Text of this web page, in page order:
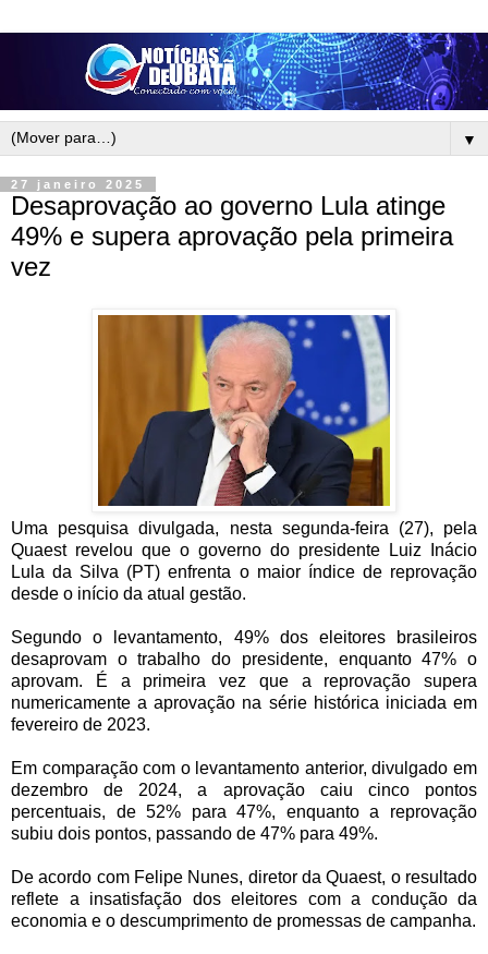
▼
27 janeiro 2025
Desaprovação ao governo Lula atinge
49% e supera aprovação pela primeira
vez
Uma pesquisa divulgada, nesta segunda-feira (27), pela
Quaest revelou que o governo do presidente Luiz Inácio
Lula da Silva (PT) enfrenta o maior índice de reprovação
desde o início da atual gestão.
Segundo o levantamento, 49% dos eleitores brasileiros
desaprovam o trabalho do presidente, enquanto 47% o
aprovam. É a primeira vez que a reprovação supera
numericamente a aprovação na série histórica iniciada em
fevereiro de 2023.
Em comparação com o levantamento anterior, divulgado em
dezembro de 2024, a aprovação caiu cinco pontos
percentuais, de 52% para 47%, enquanto a reprovação
subiu dois pontos, passando de 47% para 49%.
De acordo com Felipe Nunes, diretor da Quaest, o resultado
reflete a insatisfação dos eleitores com a condução da
economia e o descumprimento de promessas de campanha.